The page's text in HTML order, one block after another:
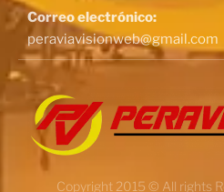
Correo electrónico:
peraviavisionweb@gmail.com
Copyright 2015 © All rights